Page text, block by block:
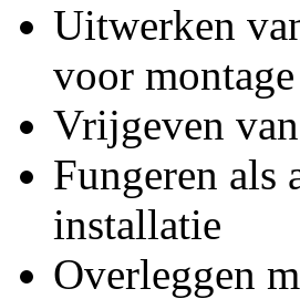
Uitwerken
voor
Vrijgeven
Fungeren als
installatie
Overleggen